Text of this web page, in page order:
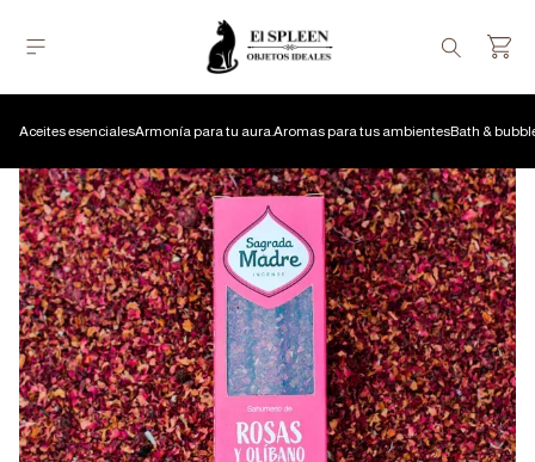
Aceites esencialesArmonía para tu aura.Aromas para tus ambientesBath &